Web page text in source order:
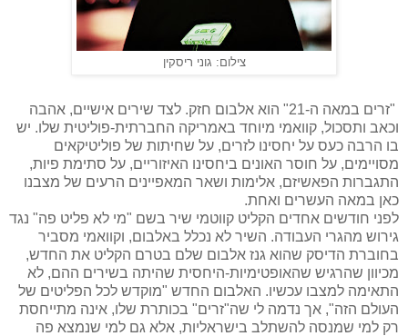
צילום: גוני ריסקין
"זרים במאה ה-21" הוא אלבום חזק. לצד שירים אישיים, אהבה
וכאב ותסכול, קוואמי מיוחד באמריקה החברתית-פוליטית שלו. יש
בו הרבה כעס על יחסינו לזרים, על שחיתות של פוליטיקאים
מסויימים, על חוסר האונים ביחסינו האיזוריים, על סתימת פיות,
התגברות הפאשיזם, אלימות ושאר המאפיינים הרעים של מצבנו
כאן במאה העשרים ואחת.
לפני חודשים אחדים הקליט קווטמי שיר בשם "מי לא פליט פה" נגד
גירוש מהגרי העבודה. השיר לא נכלל באלבום, וקוואמי מסביר
בחוברת הדיסק שהוא גנז אלבום שלם בטרם הקליט את החדש,
מכיוון שהרגיש שהאופטימיות-היחסית שהיתה בשירים ההם, לא
התאימה למצבו עכשיו. האלבום החדש "מוקדש לכל הפליטים של
העולם הזה", אך נדמה לי שה"זרים" בכותרת שלו, אינה מתייחסת
רק למי שמנסה להשתלב בישראליות, אלא גם למי שנמצא פה